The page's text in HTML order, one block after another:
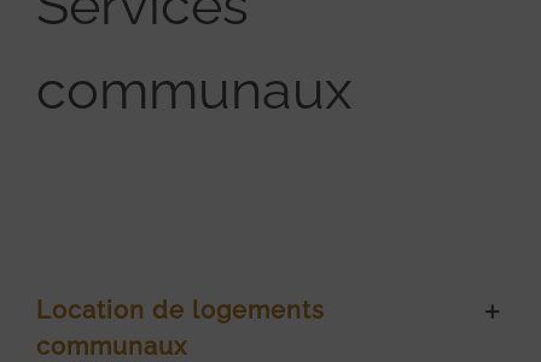
communaux
Location de logements
communaux